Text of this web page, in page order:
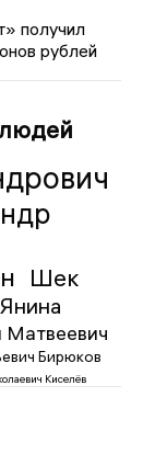
получил
рублей
Шек
Янина
Бирюков
Киселёв